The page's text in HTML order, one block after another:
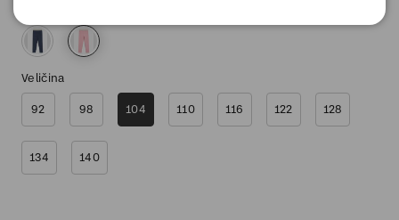
Veličina
92 98 104 110 116 122 128
134 140